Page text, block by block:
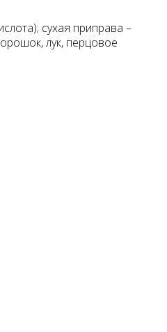
сухая приправа –
лук, перцовое